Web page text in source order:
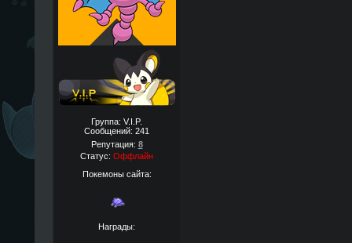
Группа: V.I.P.
Сообщений: 241
Репутация: 8
Статус: Оффлайн
Покемоны сайта:
Награды: